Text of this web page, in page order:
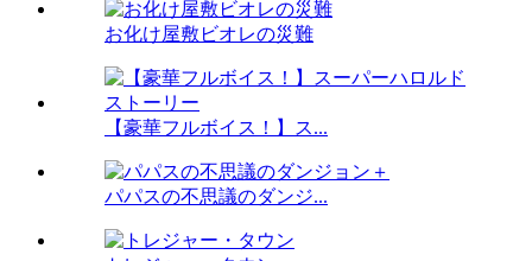
お化け屋敷ビオレの災難
【豪華フルボイス！】ス...
パパスの不思議のダンジ...